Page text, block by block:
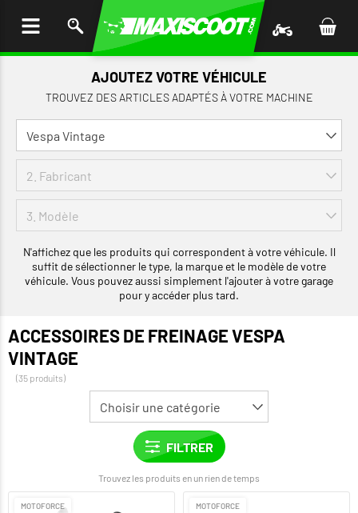
AJOUTEZ VOTRE VÉHICULE
TROUVEZ DES ARTICLES ADAPTÉS À VOTRE MACHINE
N'affichez que les produits qui correspondent à votre véhicule. Il
suffit de sélectionner le type, la marque et le modèle de votre
véhicule. Vous pouvez aussi simplement l'ajouter à votre garage
pour y accéder plus tard.
ACCESSOIRES DE FREINAGE VESPA
VINTAGE
(35 produits)
Trouvez les produits en un rien de temps
MOTOFORCE MOTOFORCE